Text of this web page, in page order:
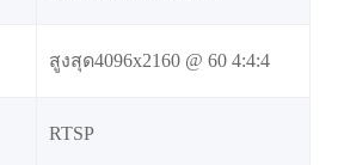
สูงสุด4096x2160 @ 60 4:4:4
RTSP